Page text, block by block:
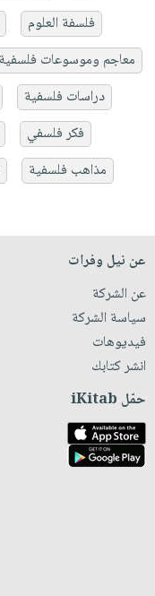
فلسفة العلوم
معاجم وموسوعات فلسفية
دراسات فلسفية
فكر فلسفي
مذاهب فلسفية
عن نيل وفرات
عن الشركة
سياسة الشركة
فيديوهات
انشر كتابك
حمّل iKitab